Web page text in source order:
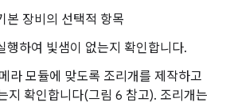
본 장비의 선택적 항목
행하여 빛샘이 없는지 확인합니다.
라 모듈에 맞도록 조리개를 제작하고
지 확인합니다(그림 6 참고). 조리개는